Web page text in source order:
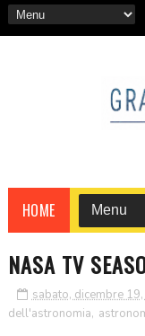
HOME
NASA TV
sabato, dicembre
dell'astronomia,